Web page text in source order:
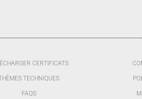
CERTIFICATS
TECHNIQUES
FAQS